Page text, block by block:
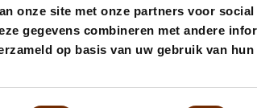
onze site met onze partners voor
gegevens combineren met andere
op basis van uw gebruik van
1096 HH,